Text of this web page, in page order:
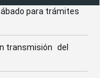
para trámites
transmisión del